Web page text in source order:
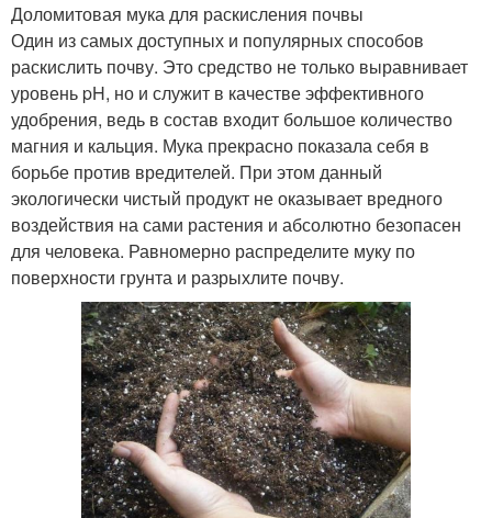
Доломитовая мука для раскисления почвы
Один из самых доступных и популярных способов
раскислить почву. Это средство не только выравнивает
уровень pH, но и служит в качестве эффективного
удобрения, ведь в состав входит большое количество
магния и кальция. Мука прекрасно показала себя в
борьбе против вредителей. При этом данный
экологически чистый продукт не оказывает вредного
воздействия на сами растения и абсолютно безопасен
для человека. Равномерно распределите муку по
поверхности грунта и разрыхлите почву.